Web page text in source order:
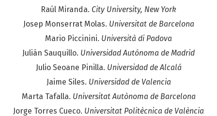
Raúl Miranda. City University, New York
Josep Monserrat Molas. Universitat de Barcelona
Mario Piccinini. Università di Padova
Julián Sauquillo. Universidad Autónoma de Madrid
Julio Seoane Pinilla. Universidad de Alcalá
Jaime Siles. Universidad de Valencia
Marta Tafalla. Universitat Autònoma de Barcelona
Jorge Torres Cueco. Universitat Politècnica de València